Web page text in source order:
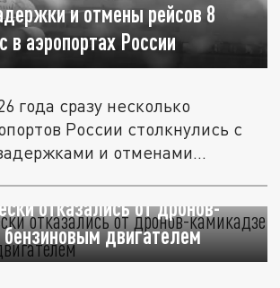
и отмены рейсов 8
в аэропортах России
года сразу несколько
России столкнулись с
и отменами...
отказались от дронов-
двигателем